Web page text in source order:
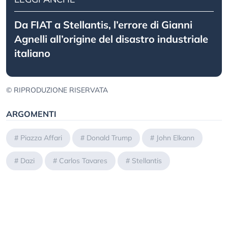
Da FIAT a Stellantis, l’errore di Gianni
Agnelli all’origine del disastro industriale
italiano
© RIPRODUZIONE RISERVATA
ARGOMENTI
# Piazza Affari # Donald Trump # John Elkann
# Dazi # Carlos Tavares # Stellantis